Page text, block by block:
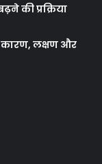
की प्रक्रिया
कारण, लक्षण और